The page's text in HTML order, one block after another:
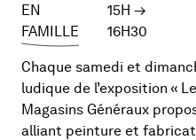
EN
FAMILLE
15H→
16H30
Chaque samedi et
ludique de l’exposition «
Magasins Généraux
alliant peinture et